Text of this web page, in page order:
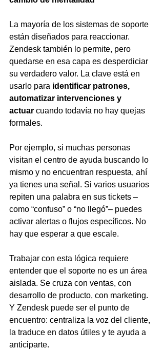
La mayoría de los sistemas de soporte
están diseñados para reaccionar.
Zendesk también lo permite, pero
quedarse en esa capa es desperdiciar
su verdadero valor. La clave está en
usarlo para identificar patrones,
automatizar intervenciones y
actuar cuando todavía no hay quejas
formales.
Por ejemplo, si muchas personas
visitan el centro de ayuda buscando lo
mismo y no encuentran respuesta, ahí
ya tienes una señal. Si varios usuarios
repiten una palabra en sus tickets –
como “confuso” o “no llegó”– puedes
activar alertas o flujos específicos. No
hay que esperar a que escale.
Trabajar con esta lógica requiere
entender que el soporte no es un área
aislada. Se cruza con ventas, con
desarrollo de producto, con marketing.
Y Zendesk puede ser el punto de
encuentro: centraliza la voz del cliente,
la traduce en datos útiles y te ayuda a
anticiparte.